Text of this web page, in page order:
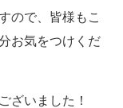
ので、皆様もこ
お気をつけくだ
ざいました！